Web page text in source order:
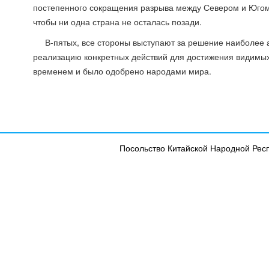
постепенного сокращения разрыва между Севером и
чтобы ни одна страна не осталась позади.
В-пятых, все стороны выступают за решение
реализацию конкретных действий для достижения
временем и было одобрено народами мира.
Посольство Китайской Народной